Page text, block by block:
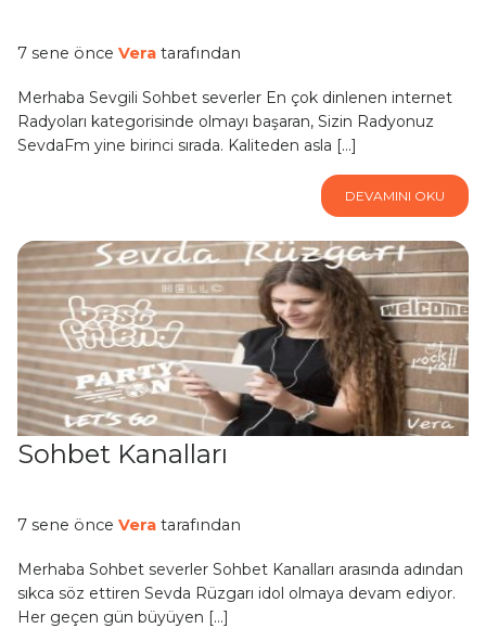
7 sene önce Vera tarafından
Merhaba Sevgili Sohbet severler En çok dinlenen internet
Radyoları kategorisinde olmayı başaran, Sizin Radyonuz
SevdaFm yine birinci sırada. Kaliteden asla […]
DEVAMINI OKU
Sohbet Kanalları
7 sene önce Vera tarafından
Merhaba Sohbet severler Sohbet Kanalları arasında adından
sıkca söz ettiren Sevda Rüzgarı idol olmaya devam ediyor.
Her geçen gün büyüyen […]